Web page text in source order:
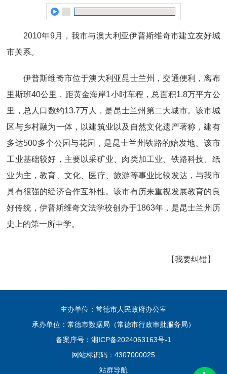
2010年9月，我市与澳大利亚伊普斯维奇市建立友好城
市关系。
伊普斯维奇市位于澳大利亚昆士兰州，交通便利，离布
里斯班40公里，距黄金海岸1小时车程，总面积1.8万平方公
里，总人口数约13.7万人，是昆士兰州第二大城市。该市城
区与乡村融为一体，以建筑业以及自然文化遗产著称，建有
多达500多个公园与花园，是昆士兰州铁路的始发地。该市
工业基础较好，主要以采矿业、肉类加工业、铁路科技、纸
业为主，教育、文化、医疗、旅游等事业比较发达，与我市
具有很强的经济合作互补性。该市有历来重视发展教育的良
好传统，伊普斯维奇文法学校创办于1863年，是昆士兰州历
史上的第一所中学。
【我要纠错】
主办单位：常德市人民政府办公室
承办单位：常德市数据局（常德市行政审批服务局）
备案序号： 湘ICP备2024063163号-1
网站标识码：4307000025
站群导航